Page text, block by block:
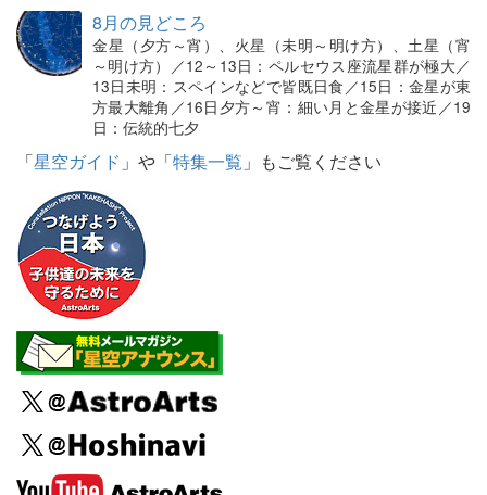
8月の見どころ
金星（夕方～宵）、火星（未明～明け方）、土星（宵
～明け方）／12～13日：ペルセウス座流星群が極大／
13日未明：スペインなどで皆既日食／15日：金星が東
方最大離角／16日夕方～宵：細い月と金星が接近／19
日：伝統的七夕
「星空ガイド 」や「特集一覧 」もご覧ください